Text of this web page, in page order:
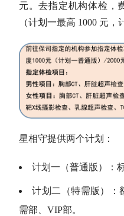
元。去指定机构体检，
（计划一最高 1000 元，
星相守提供两个计划：
计划一（普通版）：
计划二（特需版）：
需部、VIP部。